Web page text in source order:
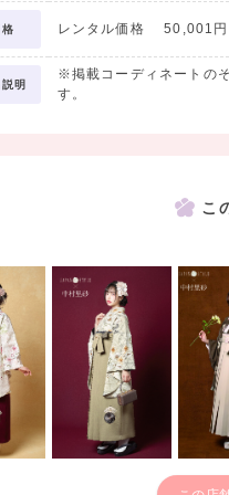
レンタル価格 50,001円
明
※掲載コーディネートの
す。
こ